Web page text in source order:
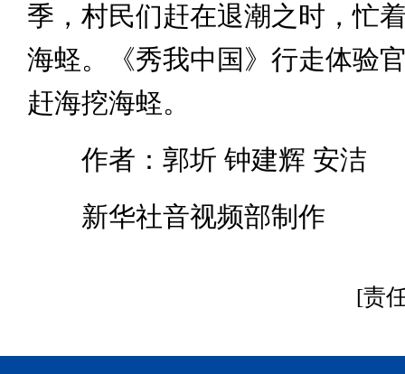
季，村民们赶在退潮之时，忙
海蛏。《秀我中国》行走体验
赶海挖海蛏。
作者：郭圻 钟建辉 安洁
新华社音视频部制作
[责